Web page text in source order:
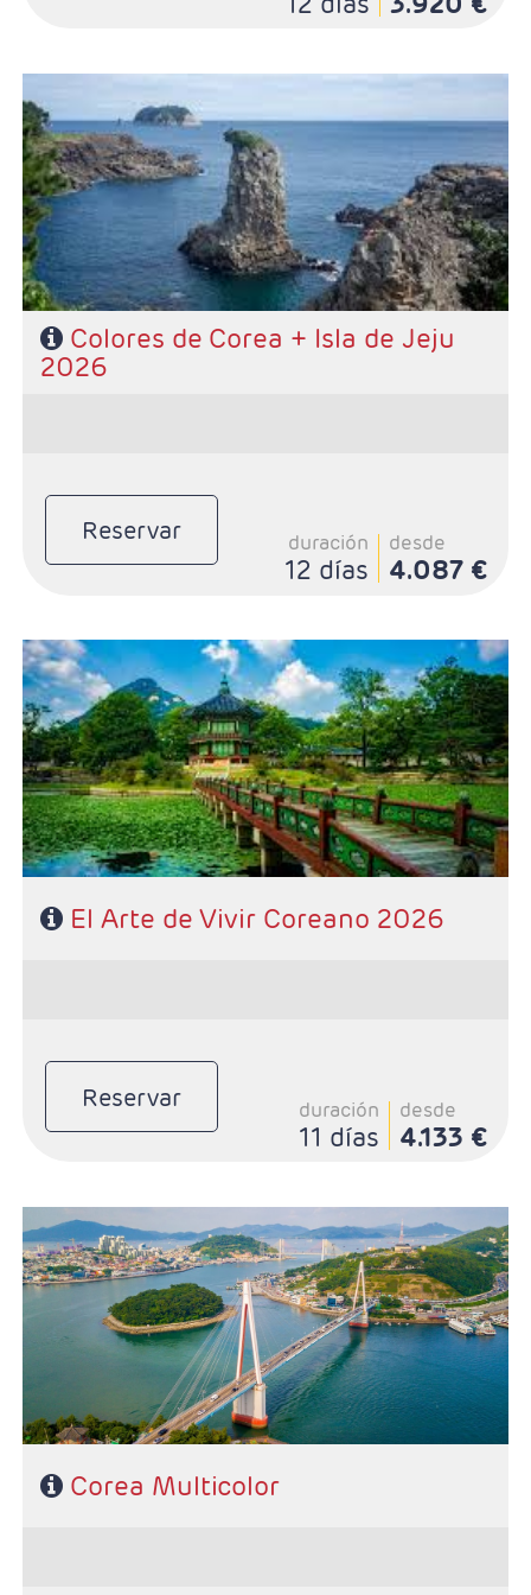
- Salidas: Según calendario
- Ruta: 5 noches Seúl,1 noche en Gyeongju, 2 noches
Busán y 2 noches en Jeju
- Régimen: Desayuno diario y 4 almuerzos
- Categoría Hotelera: Primera
Colores de Corea + Isla de Jeju
2026
Reservar duración
12 días
desde
4.087 €
- Salidas: Según calendario
- Ruta: 5 noches Seúl, 1 noche en Gyeongju, 2 noches
Busán y 1 noche Namwon
- Régimen: Desayuno diario y 6 almuerzos
- Categoría Hotelera: Primera
El Arte de Vivir Coreano 2026
Reservar duración
11 días
desde
4.133 €
- Salidas: Domingos según calendario
- Ruta: 4 noches Seúl, 3 noches Busán y 1 noche Yesou
- Régimen: Desayuno diario y 3 almuerzos
- Categoría Hotelera: Primera Sup
Corea Multicolor